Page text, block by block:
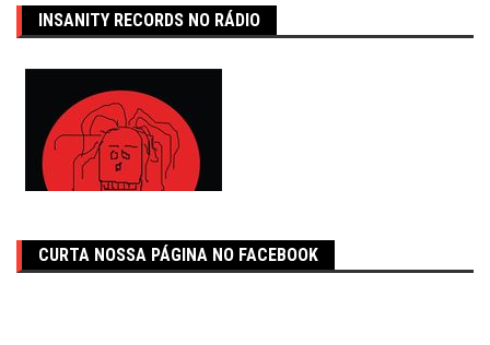
INSANITY RECORDS NO RÁDIO
CURTA NOSSA PÁGINA NO FACEBOOK